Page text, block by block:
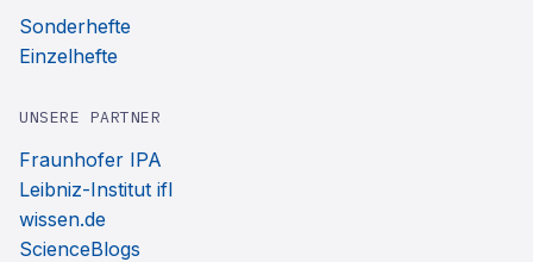
Sonderhefte
Einzelhefte
UNSERE PARTNER
Fraunhofer IPA
Leibniz-Institut ifl
wissen.de
ScienceBlogs